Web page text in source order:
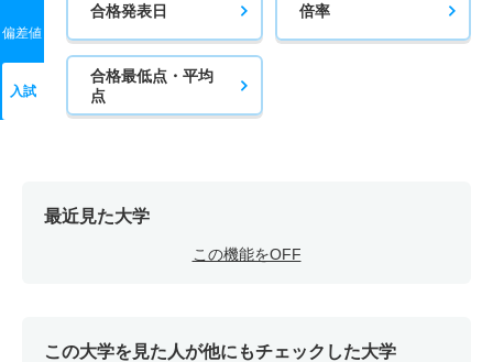
偏差値
入試
合格発表日 倍率
合格最低点・平均
点
最近見た大学
この機能をOFF
この大学を見た人が他にもチェックした大学